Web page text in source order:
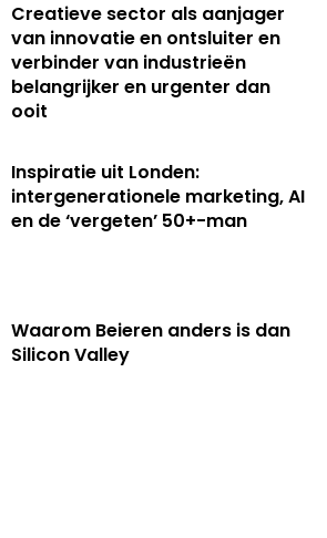
Creatieve sector als aanjager
van innovatie en ontsluiter en
verbinder van industrieën
belangrijker en urgenter dan
ooit
Inspiratie uit Londen:
intergenerationele marketing, AI
en de ‘vergeten’ 50+-man
Waarom Beieren anders is dan
Silicon Valley